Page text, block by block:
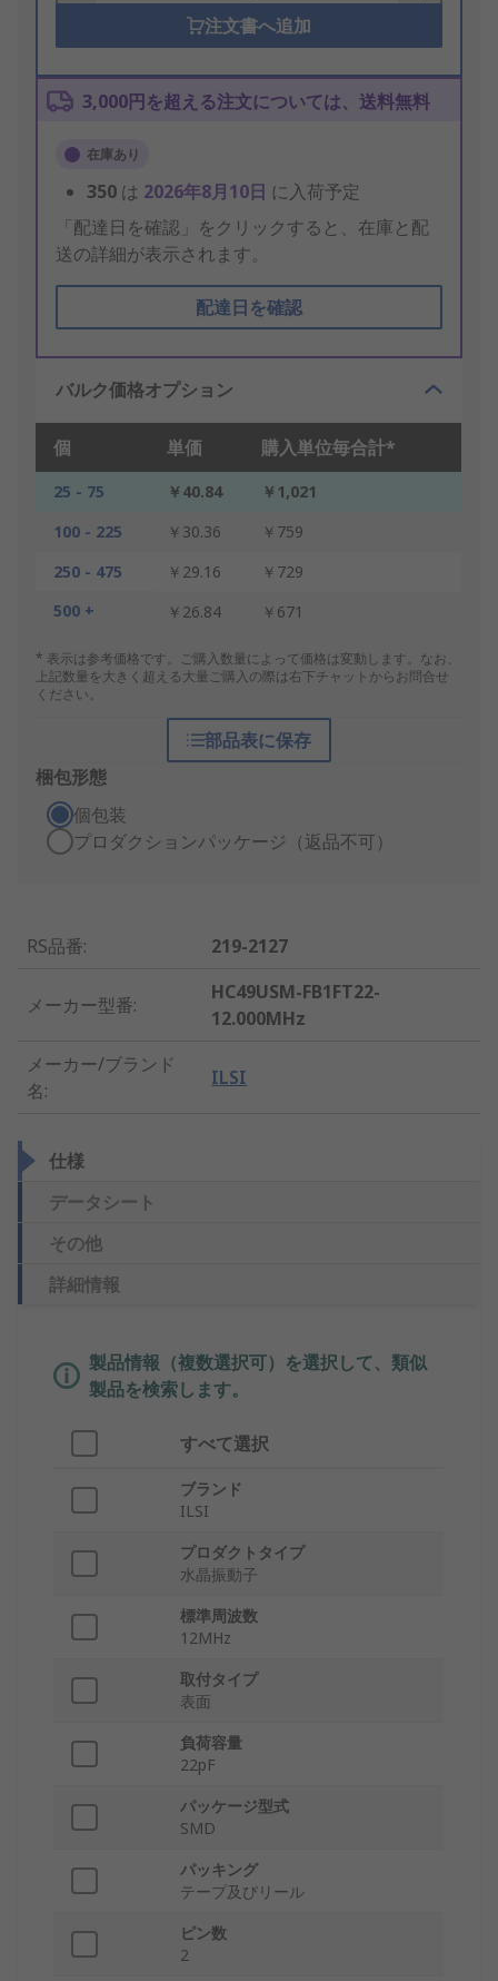
注文書へ追加
3,000円を超える注文については、送料無料
在庫あり
350 は 2026年8月10日 に入荷予定
「配達日を確認」をクリックすると、在庫と配
送の詳細が表示されます。
配達日を確認
バルク価格オプション
個 単価 購入単位毎合計*
25 - 75 ￥40.84
￥1,021
100 - 225
￥30.36
￥759
250 - 475
￥29.16
￥729
500 +
￥26.84 ￥671
* 表示は参考価格です。ご購入数量によって価格は変動します。なお、
上記数量を大きく超える大量ご購入の際は右下チャットからお問合せ
ください。
部品表に保存
梱包形態
個包装
プロダクションパッケージ（返品不可）
RS品番: 219-2127
メーカー型番:
HC49USM-FB1FT22-
12.000MHz
メーカー/ブランド
名:
ILSI
仕様
データシート
その他
詳細情報
製品情報（複数選択可）を選択して、類似
製品を検索します。
すべて選択
ブランド
ILSI
プロダクトタイプ
水晶振動子
標準周波数
12MHz
取付タイプ
表面
負荷容量
22pF
パッケージ型式
SMD
パッキング
テープ及びリール
ピン数
2